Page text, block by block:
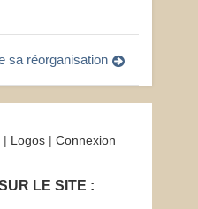
sa réorganisation
| Logos | Connexion
LE SITE :